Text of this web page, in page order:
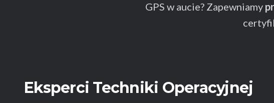
GPS w aucie? Zapewniamy
Eksperci Techniki Operacyjnej